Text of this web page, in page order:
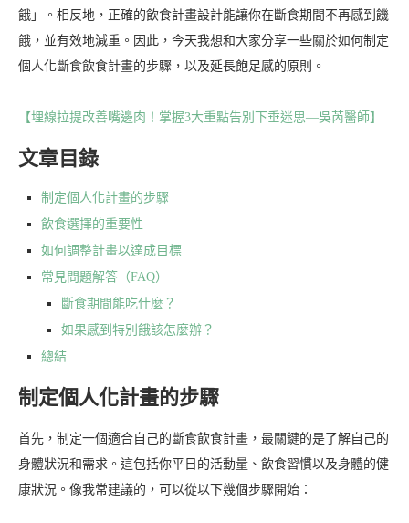
餓」。相反地，正確的飲食計畫設計能讓你在斷食期間不再感到饑
餓，並有效地減重。因此，今天我想和大家分享一些關於如何制定
個人化斷食飲食計畫的步驟，以及延長飽足感的原則。
【埋線拉提改善嘴邊肉！掌握3大重點告別下垂迷思—吳芮醫師】
文章目錄
制定個人化計畫的步驟
飲食選擇的重要性
如何調整計畫以達成目標
常見問題解答（FAQ）
斷食期間能吃什麼？
如果感到特別餓該怎麼辦？
總結
制定個人化計畫的步驟
首先，制定一個適合自己的斷食飲食計畫，最關鍵的是了解自己的
身體狀況和需求。這包括你平日的活動量、飲食習慣以及身體的健
康狀況。像我常建議的，可以從以下幾個步驟開始：